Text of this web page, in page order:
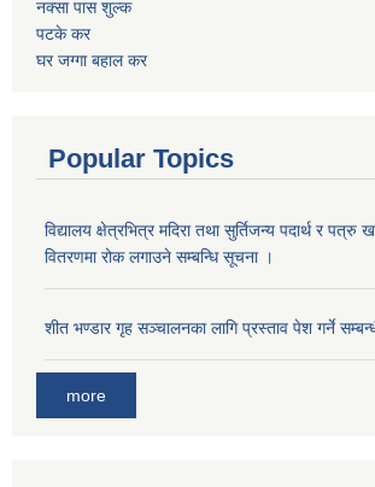
नक्सा पास शुल्क
पटके कर
घर जग्गा बहाल कर
Popular Topics
विद्यालय क्षेत्रभित्र मदिरा तथा सुर्तिजन्य पदार्थ र पत्रु
वितरणमा रोक लगाउने सम्बन्धि सूचना ।
शीत भण्डार गृह सञ्चालनका लागि प्रस्ताव पेश गर्ने
more